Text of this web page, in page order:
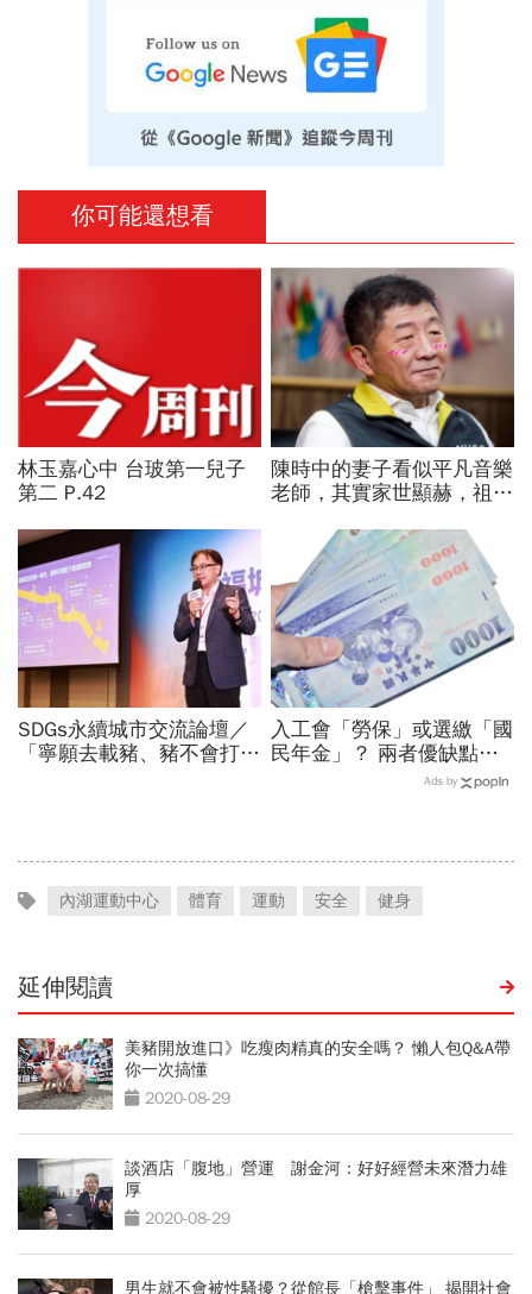
你可能還想看
林玉嘉心中 台玻第一兒子
第二 P.42
陳時中的妻子看似平凡音樂
老師，其實家世顯赫，祖父
「陳時中戀愛史」
SDGs永續城市交流論壇／
「寧願去載豬、豬不會打
入工會「勞保」或選繳「國
民年金」？ 兩者優缺點分
析！ 老年給付「它」完勝
Ads by
內湖運動中心 體育 運動 安全 健身
延伸閱讀
美豬開放進口》吃瘦肉精真的安全嗎？ 懶人包Q&A帶
你一次搞懂
2020-08-29
談酒店「腹地」營運 謝金河：好好經營未來潛力雄
厚
2020-08-29
男生就不會被性騷擾？從館長「槍擊事件」 揭開社會